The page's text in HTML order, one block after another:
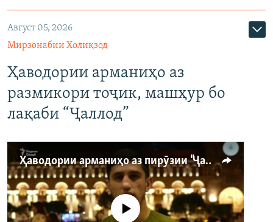
Август 05, 2026
Мирзонабии Холиқзод
Ҳаводории арманиҳо аз
размикори тоҷик, машҳур бо
лақаби “Ҷаллод”
Ҳаводории арманиҳо аз пирӯзии "Ҷаллод"-и тоҷик
Феълан кор намекунад